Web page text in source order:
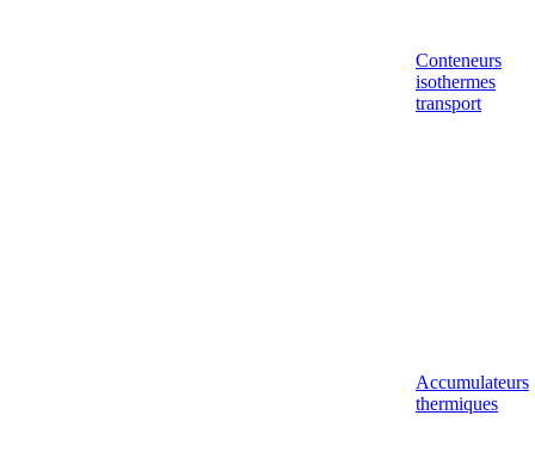
Conteneurs
isothermes
transport
Accumulateurs
thermiques